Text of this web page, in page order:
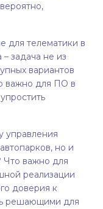
для телематики в
задача не из
вариантов
важно для ПО в
управления
но и
Что важно для
реализации
доверия к
решающими для